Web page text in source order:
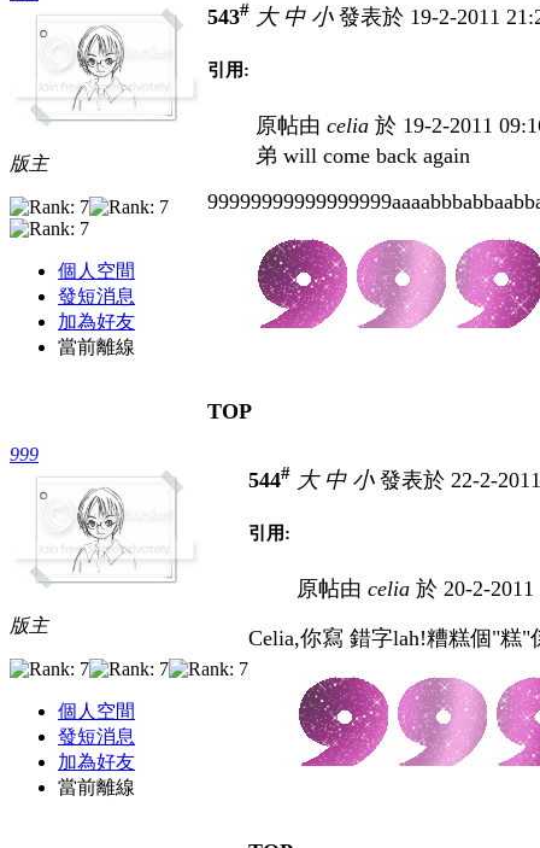
版主
個人空間
發短消息
加為好友
當前離線
543# 大 中 小發表於 19-2-2011
引用:
原帖由 celia 於 19-2-2011
弟 will come back again
TOP
999
版主
個人空間
發短消息
加為好友
當前離線
544# 大 中 小發表於 22-2-
引用:
原帖由 celia 於 20-2-
Celia,你寫 錯字lah!糟糕個"糕"